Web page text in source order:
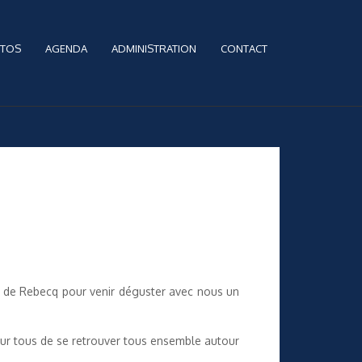
AGENDA ADMINISTRATION CONTACT
Rebecq pour venir déguster avec nous un
tous de se retrouver tous ensemble autour